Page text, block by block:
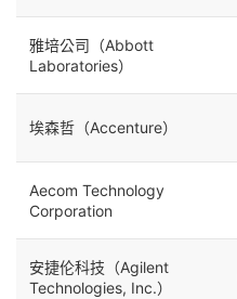
雅培公司（Abbott
Laboratories）
埃森哲（Accenture）
Aecom Technology
Corporation
安捷伦科技（Agilent
Technologies, Inc.）